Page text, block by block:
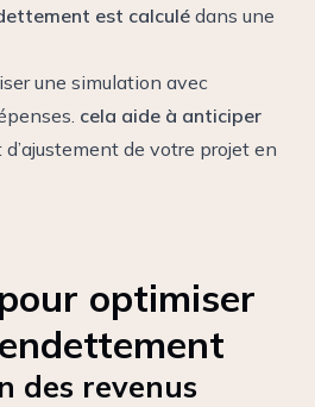
est calculé dans une
une simulation avec
cela aide à anticiper
d’ajustement de votre projet en
optimiser
des revenus